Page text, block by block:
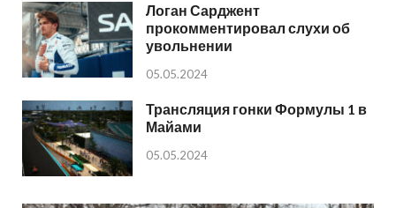
Логан Сарджент
прокомментировал слухи об
увольнении
05.05.2024
Трансляция гонки Формулы 1 в
Майами
05.05.2024